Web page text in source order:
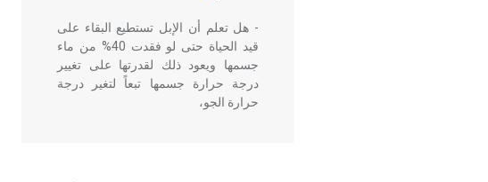
- هل تعلم أن الإبل تستطيع البقاء على
قيد الحياة حتى لو فقدت 40% من ماء
جسمها ويعود ذلك لقدرتها على تغيير
درجة حرارة جسمها تبعاً لتغير درجة
حرارة الجو،